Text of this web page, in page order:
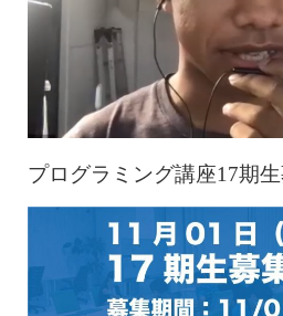
プログラミング講座17期生